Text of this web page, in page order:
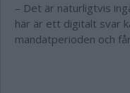
– Det är naturligtvis
här är ett digitalt svar
mandatperioden och